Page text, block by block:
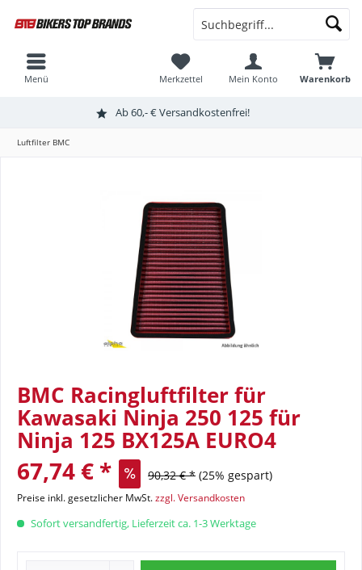
Ab 60,- € Versandkostenfrei!
Warenkorb
Merkzettel Mein Konto
Menü
Luftfilter BMC
BMC Racingluftfilter für
Kawasaki Ninja 250 125 für
Ninja 125 BX125A EURO4
67,74 € * 90,32 € * (25% gespart)
Preise inkl. gesetzlicher MwSt.zzgl. Versandkosten
Sofort versandfertig, Lieferzeit ca. 1-3 Werktage